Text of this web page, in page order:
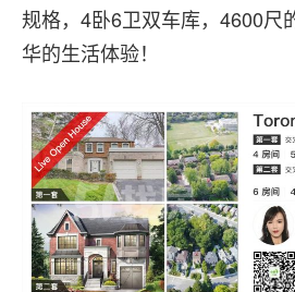
规格，4卧6卫双车库，4600尺
华的生活体验！